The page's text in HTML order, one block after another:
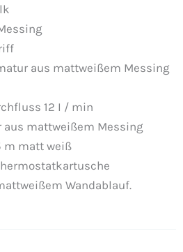
aus mattweißem Messing
12 I / min
aus mattweißem Messing
m matt weiß
Wandablauf.